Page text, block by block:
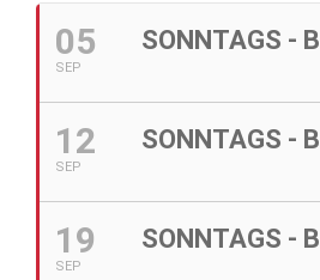
05
SEP
SONNTAGS -
12
SEP
SONNTAGS -
19
SEP
SONNTAGS -